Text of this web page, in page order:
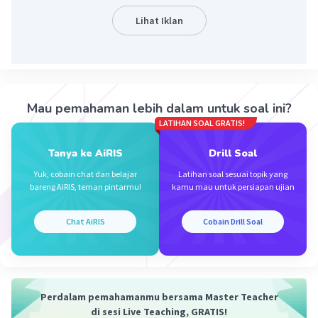
Iklan
Lihat Iklan
Mau pemahaman lebih dalam untuk soal ini?
Tanya ke AiRIS
Yuk, cobain chat dan belajar
bareng AiRIS, teman pintarmu!
Chat AiRIS
LATIHAN SOAL GRATIS!
Drill Soal
Latihan soal sesuai topik yang
kamu mau untuk persiapan ujian
Cobain Drill Soal
Perdalam pemahamanmu bersama Master Teacher
di sesi Live Teaching, GRATIS!